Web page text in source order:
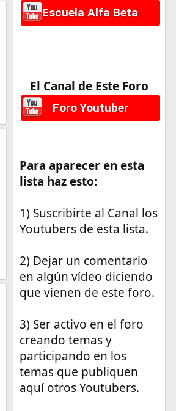
Escuela Alfa Beta
El Canal de Este Foro
Foro Youtuber
Para aparecer en esta
lista haz esto:
1) Suscribirte al Canal los
Youtubers de esta lista.
2) Dejar un comentario
en algún vídeo diciendo
que vienen de este foro.
3) Ser activo en el foro
creando temas y
participando en los
temas que publiquen
aquí otros Youtubers.